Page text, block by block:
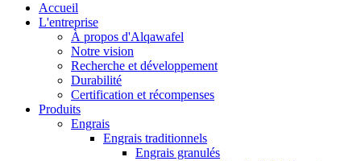
Accueil
L'entreprise
À propos d'Alqawafel
Notre vision
Recherche et développement
Durabilité
Certification et récompenses
Produits
Engrais
Engrais traditionnels
Engrais granulés